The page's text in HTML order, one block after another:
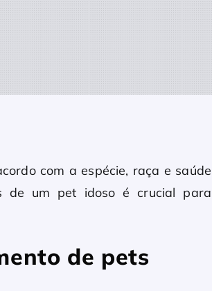
com a espécie, raça e saúde
de um pet idoso é crucial para
de pets